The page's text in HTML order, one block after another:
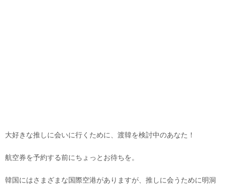
大好きな推しに会いに行くために、渡韓を検討中のあなた！
航空券を予約する前にちょっとお待ちを。
韓国にはさまざまな国際空港がありますが、推しに会うために明洞